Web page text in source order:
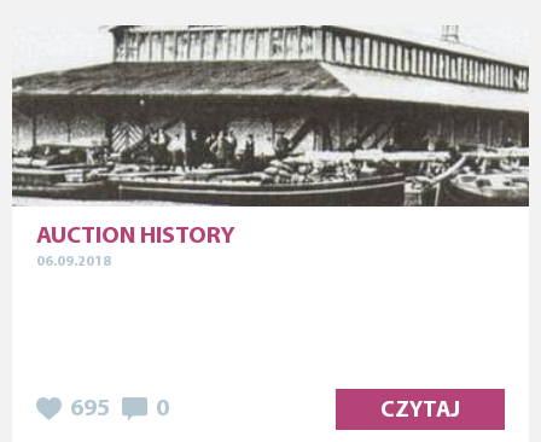
AUCTION HISTORY
06.09.2018
695 0 CZYTAJ